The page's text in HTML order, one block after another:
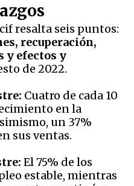
resalta seis puntos:
recuperación,
y efectos y
de 2022.
Cuatro de cada 10
en la
un 37%
sus ventas.
El 75% de los
estable, mientras